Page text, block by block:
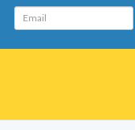
Email